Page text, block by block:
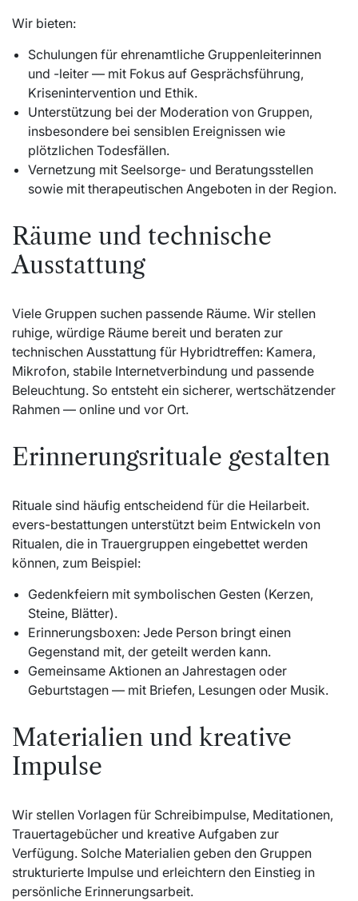
Wir bieten:
Schulungen für ehrenamtliche Gruppenleiterinnen
und -leiter — mit Fokus auf Gesprächsführung,
Krisenintervention und Ethik.
Unterstützung bei der Moderation von Gruppen,
insbesondere bei sensiblen Ereignissen wie
plötzlichen Todesfällen.
Vernetzung mit Seelsorge- und Beratungsstellen
sowie mit therapeutischen Angeboten in der Region.
Räume und technische
Ausstattung
Viele Gruppen suchen passende Räume. Wir stellen
ruhige, würdige Räume bereit und beraten zur
technischen Ausstattung für Hybridtreffen: Kamera,
Mikrofon, stabile Internetverbindung und passende
Beleuchtung. So entsteht ein sicherer, wertschätzender
Rahmen — online und vor Ort.
Erinnerungsrituale gestalten
Rituale sind häufig entscheidend für die Heilarbeit.
evers-bestattungen unterstützt beim Entwickeln von
Ritualen, die in Trauergruppen eingebettet werden
können, zum Beispiel:
Gedenkfeiern mit symbolischen Gesten (Kerzen,
Steine, Blätter).
Erinnerungsboxen: Jede Person bringt einen
Gegenstand mit, der geteilt werden kann.
Gemeinsame Aktionen an Jahrestagen oder
Geburtstagen — mit Briefen, Lesungen oder Musik.
Materialien und kreative
Impulse
Wir stellen Vorlagen für Schreibimpulse, Meditationen,
Trauertagebücher und kreative Aufgaben zur
Verfügung. Solche Materialien geben den Gruppen
strukturierte Impulse und erleichtern den Einstieg in
persönliche Erinnerungsarbeit.